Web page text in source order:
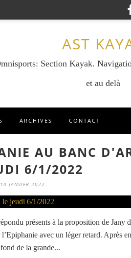
AST
Section Kayak.
et au delà
ARCHIVES CONTACT
AU BANC
6/1/2022
10 JANVIER 2022
présents à la proposition de Jany
avec un léger retard. Après
de la grande...